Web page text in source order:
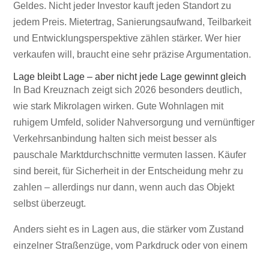
Geldes. Nicht jeder Investor kauft jeden Standort zu
jedem Preis. Mietertrag, Sanierungsaufwand, Teilbarkeit
und Entwicklungsperspektive zählen stärker. Wer hier
verkaufen will, braucht eine sehr präzise Argumentation.
Lage bleibt Lage – aber nicht jede Lage gewinnt gleich
In Bad Kreuznach zeigt sich 2026 besonders deutlich,
wie stark Mikrolagen wirken. Gute Wohnlagen mit
ruhigem Umfeld, solider Nahversorgung und vernünftiger
Verkehrsanbindung halten sich meist besser als
pauschale Marktdurchschnitte vermuten lassen. Käufer
sind bereit, für Sicherheit in der Entscheidung mehr zu
zahlen – allerdings nur dann, wenn auch das Objekt
selbst überzeugt.
Anders sieht es in Lagen aus, die stärker vom Zustand
einzelner Straßenzüge, vom Parkdruck oder von einem